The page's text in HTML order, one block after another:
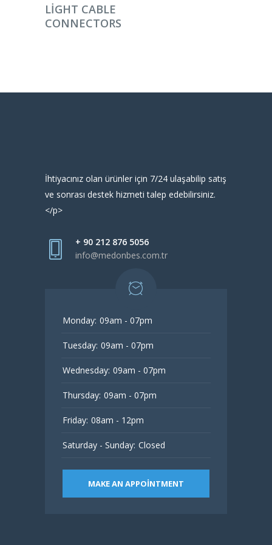
DEVAMINI OKU
LIGHT CABLE
CONNECTORS
İhtiyacınız olan ürünler için 7/24 ulaşabilip satış
ve sonrası destek hizmeti talep edebilirsiniz.
</p>
+ 90 212 876 5056
info@medonbes.com.tr
Monday: 09am - 07pm
Tuesday: 09am - 07pm
Wednesday: 09am - 07pm
Thursday: 09am - 07pm
Friday: 08am - 12pm
Saturday - Sunday: Closed
MAKE AN APPOINTMENT